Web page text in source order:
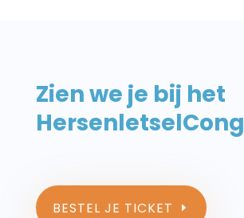
Zien we je bij het
BESTEL JE TICKET